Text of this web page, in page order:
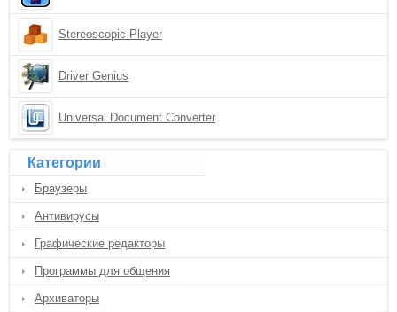
Stereoscopic Player
Driver Genius
Universal Document Converter
Категории
Браузеры
Антивирусы
Графические редакторы
Программы для общения
Архиваторы